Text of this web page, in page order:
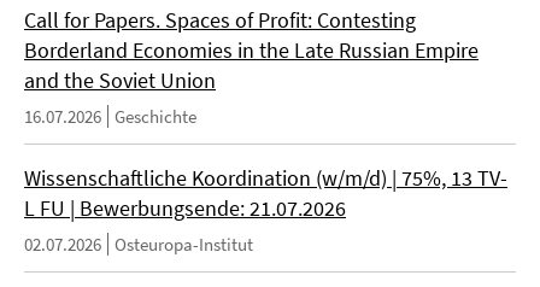
Call for Papers. Spaces of Profit: Contesting
Borderland Economies in the Late Russian Empire
and the Soviet Union
16.07.2026 Geschichte
Wissenschaftliche Koordination (w/m/d) | 75%, 13 TV-
L FU | Bewerbungsende: 21.07.2026
02.07.2026 Osteuropa-Institut